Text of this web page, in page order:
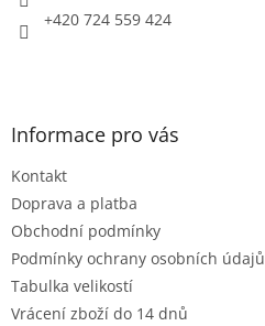
+420 724 559 424
Informace pro vás
Kontakt
Doprava a platba
Obchodní podmínky
Podmínky ochrany osobních údajů
Tabulka velikostí
Vrácení zboží do 14 dnů